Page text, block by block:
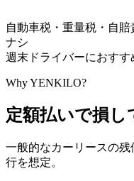
自動車税・重量税・自
ナシ
週末ドライバーにおすす
Why YENKILO?
定額払いで損し
一般的なカーリースの残
行を想定。